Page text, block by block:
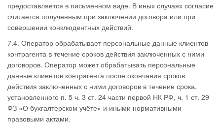
предоставляется в письменном виде. В иных случаях согласие
считается полученным при заключении договора или при
совершении конклюдентных действий.
7.4. Оператор обрабатывает персональные данные клиентов
контрагента в течение сроков действия заключенных с ними
договоров. Оператор может обрабатывать персональные
данные клиентов контрагента после окончания сроков
действия заключенных с ними договоров в течение срока,
установленного п. 5 ч. 3 ст. 24 части первой НК РФ, ч. 1 ст. 29
ФЗ «О бухгалтерском учёте» и иными нормативными
правовыми актами.